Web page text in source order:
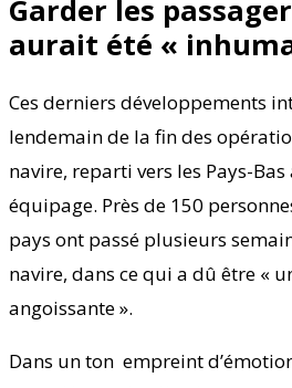
Garder les
aurait été «
Ces derniers développements
lendemain de la fin des
navire, reparti vers les Pays-
équipage. Près de 150
pays ont passé plusieurs
navire, dans ce qui a dû être «
angoissante ».
Dans un ton empreint